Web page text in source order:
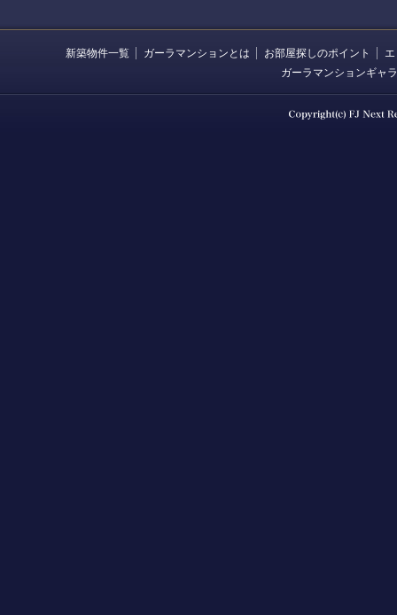
新築物件一覧 ガーラマンションとは お部屋探しのポイント
ガーラマンションギャ